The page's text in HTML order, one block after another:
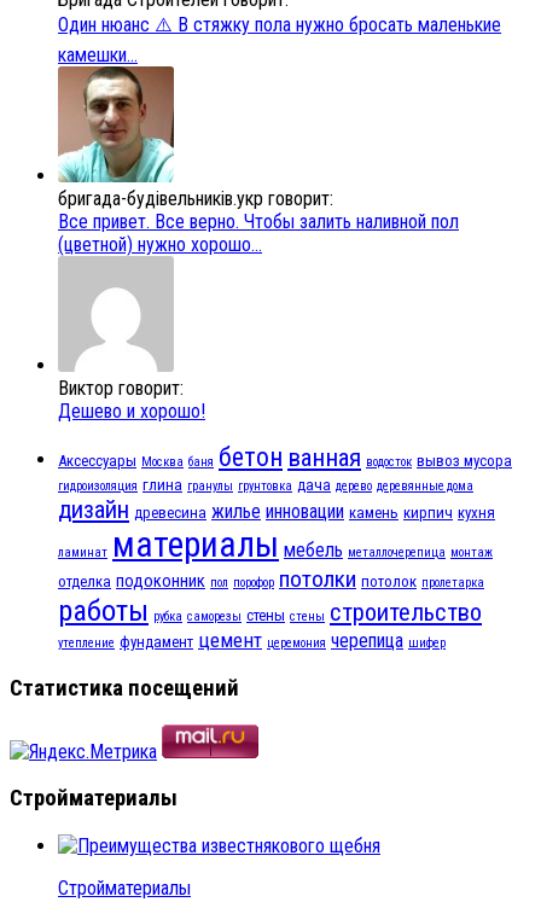
Один нюанс ⚠️ В стяжку пола нужно бросать маленькие
камешки...
бригада-будівельників.укр говорит:
Все привет. Все верно. Чтобы залить наливной пол
(цветной) нужно хорошо...
Виктор говорит:
Дешево и хорошо!
Аксессуары Москва баня бетон ванная водосток вывоз мусора
гидроизоляция глина гранулы грунтовка дача дерево деревянные дома
дизайн древесина жилье инновации камень кирпич кухня
ламинат материалы мебель металлочерепица монтаж
отделка подоконник пол порофор потолки потолок пролетарка
работы рубка саморезы стены стены строительство
утепление фундамент цемент церемония черепица шифер
Статистика посещений
Стройматериалы
Стройматериалы